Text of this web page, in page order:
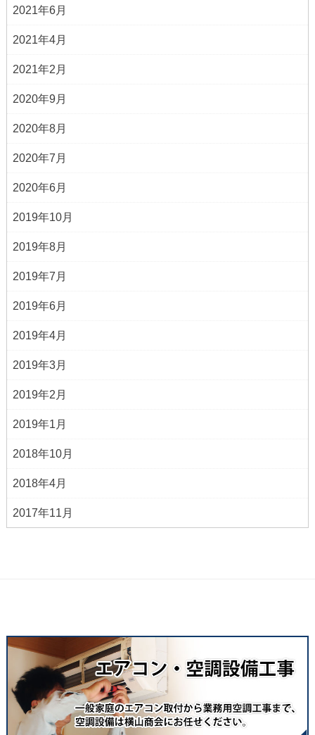
2021年6月
2021年4月
2021年2月
2020年9月
2020年8月
2020年7月
2020年6月
2019年10月
2019年8月
2019年7月
2019年6月
2019年4月
2019年3月
2019年2月
2019年1月
2018年10月
2018年4月
2017年11月